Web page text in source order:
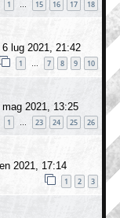
1 … 15 16 17 18
6 lug 2021, 21:42
1 … 7 8 9 10
mag 2021, 13:25
1 … 23 24 25 26
2021, 17:14
1 2 3